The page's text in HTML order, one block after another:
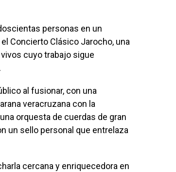
personas en un
Concierto Clásico Jarocho, una
cuyo trabajo sigue
al fusionar, con una
veracruzana con la
orquesta de cuerdas de gran
un sello personal que entrelaza
cercana y enriquecedora en